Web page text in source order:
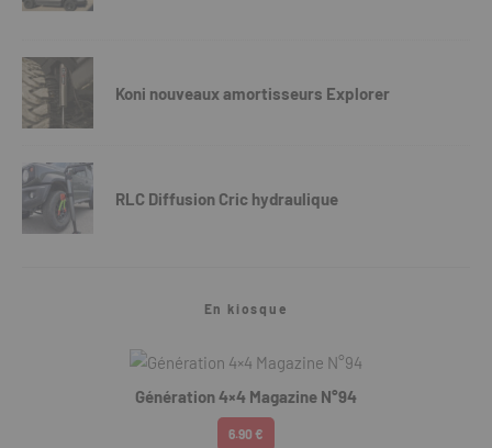
Koni nouveaux amortisseurs Explorer
RLC Diffusion Cric hydraulique
En kiosque
Génération 4×4 Magazine N°94
6.90 €